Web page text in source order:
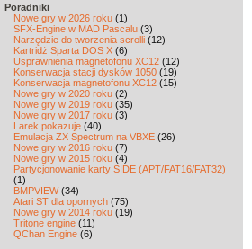
Poradniki
Nowe gry w 2026 roku (1)
SFX-Engine w MAD Pascalu (3)
Narzędzie do tworzenia scrolli (12)
Kartridż Sparta DOS X (6)
Usprawnienia magnetofonu XC12 (12)
Konserwacja stacji dysków 1050 (19)
Konserwacja magnetofonu XC12 (15)
Nowe gry w 2020 roku (2)
Nowe gry w 2019 roku (35)
Nowe gry w 2017 roku (3)
Larek pokazuje (40)
Emulacja ZX Spectrum na VBXE (26)
Nowe gry w 2016 roku (7)
Nowe gry w 2015 roku (4)
Partycjonowanie karty SIDE (APT/FAT16/FAT32)
(1)
BMPVIEW(34)
Atari ST dla opornych (75)
Nowe gry w 2014 roku (19)
Tritone engine (11)
QChan Engine (6)